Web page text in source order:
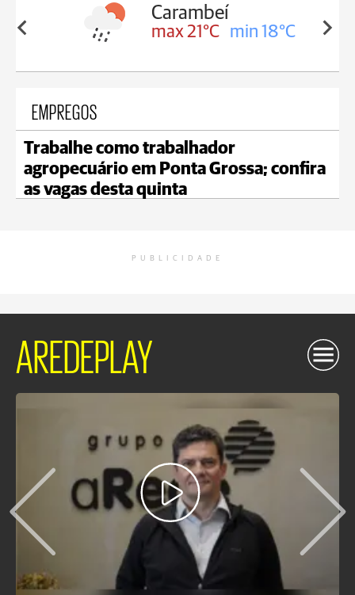
18°C
Carambeí
max 21°C min 18°C
EMPREGOS
Trabalhe como trabalhador
agropecuário em Ponta Grossa; confira
as vagas desta quinta
PUBLICIDADE
AREDEPLAY